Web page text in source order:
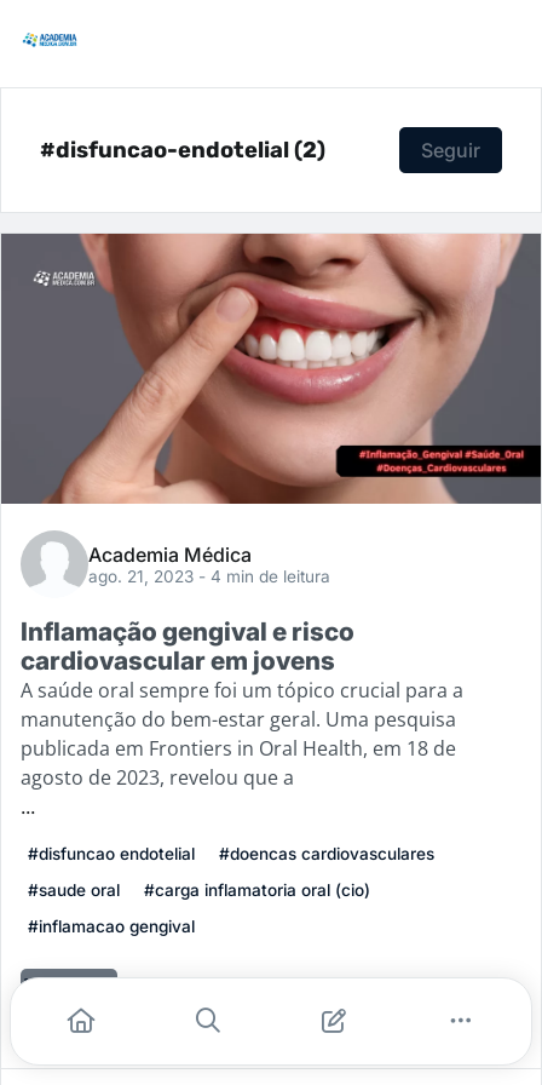
#disfuncao-endotelial (2) Seguir
Academia Médica
ago. 21, 2023 - 4 min de leitura
Inflamação gengival e risco
cardiovascular em jovens
A saúde oral sempre foi um tópico crucial para a
manutenção do bem-estar geral. Uma pesquisa
publicada em Frontiers in Oral Health, em 18 de
agosto de 2023, revelou que a
...
#disfuncao endotelial
#doencas cardiovasculares
#saude oral
#carga inflamatoria oral (cio)
#inflamacao gengival
Leia mais